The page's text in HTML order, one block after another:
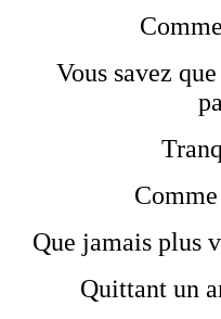
Vous savez
Comme
Que jamais plus
Quittant un